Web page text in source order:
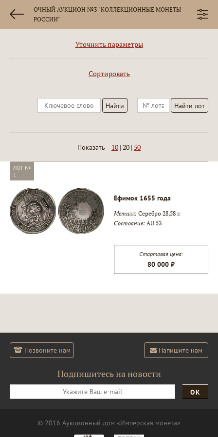
ОЧНЫЙ АУКЦИОН №3 "КОЛЛЕКЦИОННЫЕ МОНЕТЫ
РОССИИ"
Уточнить параметры
Сортировать
Показать 10 | 20 | 50
ЛОТ №
1
Ефимок 1655 года
Металл: Серебро 28,58 г.
Состояние: AU 53
Стартовая цена:
80 000 ₽
Позвоните нам Напишите нам
Подпишитесь на новости
ОК
© 2016 Аукционный дом «Имперская монета»